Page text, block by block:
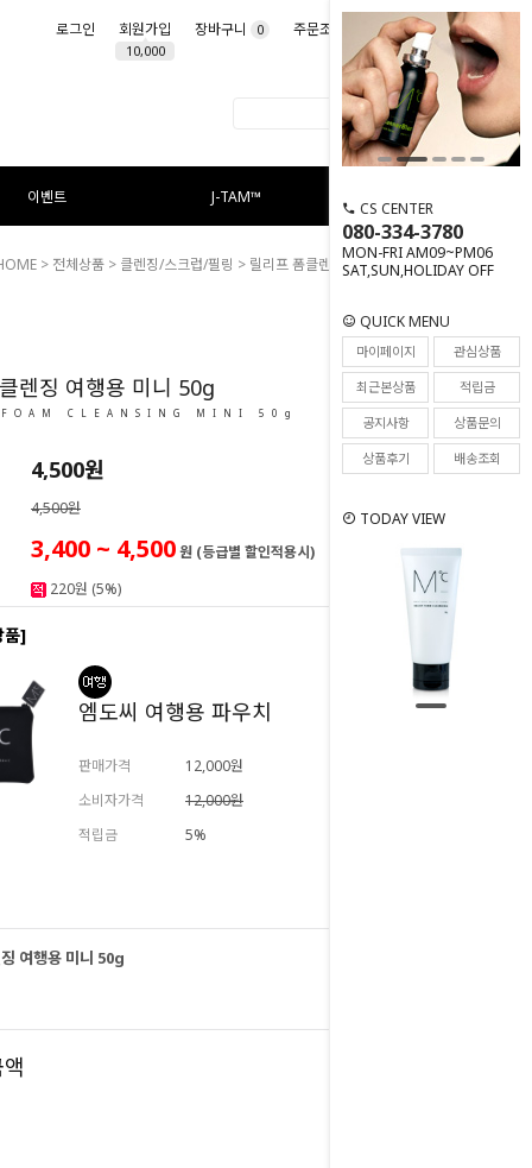
로그인 회원가입
10,000
장바구니 0 주문조회 마이페이지
이벤트 J-TAM™
CS CENTER
080-334-3780
MON-FRI AM09~PM06
SAT,SUN,HOLIDAY OFF
QUICK MENU
마이페이지
관심상품
최근본상품
적립금
공지사항
상품문의
상품후기
배송조회
TODAY VIEW
> 전체상품 > 클렌징/스크럽/필링 > 릴리프 폼클렌징 여행용 미니 50g
18
렌징 여행용 미니 50g
CLEANSING MINI 50g
4,500원
4,500원
3,400 ~ 4,500원 (등급별 할인적용시)
220원 (5%)
품]
엠도씨 여행용 파우치
판매가격
12,000원
소비자가격
12,000원
적립금
5%
여행용 미니 50g